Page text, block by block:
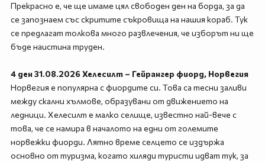
Прекрасно е, че ще имаме цял свободен ден на борда, за да
се запознаем със скритите съкровища на нашия кораб. Тук
се предлагат толкова много развлечения, че изборът ни ще
бъде наистина труден.
4 ден 31.08.2026 Хелесилт – Гейрангер фиорд, Норвегия
Норвегия е популярна с фиордите си. Това са тесни заливи
между скални хълмове, образувани от движението на
ледници. Хелесилт е малко селище, известно най-вече с
това, че се намира в началото на едни от големите
норвежки фиорди. Лятно време селцето се издържа
основно от туризма, когато хиляди туристи идват тук, за